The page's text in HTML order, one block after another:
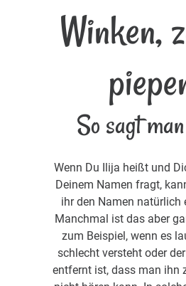
Winken,
So sagt
Wenn Du Ilija heißt und
Deinem Namen fragt,
ihr den Namen natürlich
Manchmal ist das aber
zum Beispiel, wenn es
schlecht versteht oder
entfernt ist, dass man ihn